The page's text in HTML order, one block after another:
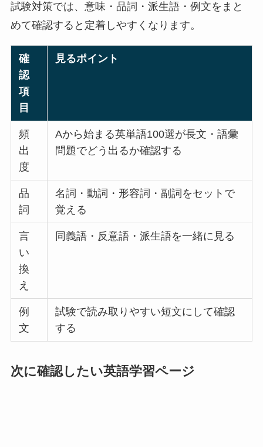
試験対策では、意味・品詞・派生語・例文をまと
めて確認すると定着しやすくなります。
確
認
項
目
見るポイント
頻
出
度
Aから始まる英単語100選が長文・語彙
問題でどう出るか確認する
品
詞
名詞・動詞・形容詞・副詞をセットで
覚える
言
い
換
え
同義語・反意語・派生語を一緒に見る
例
文
試験で読み取りやすい短文にして確認
する
次に確認したい英語学習ページ